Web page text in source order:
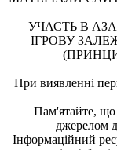
УЧАСТЬ В
ІГРОВУ
При виявленні
Пам'ятайте, що
джерелом
Інформаційний